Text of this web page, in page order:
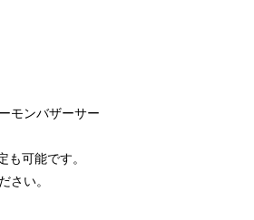
モンバザーサー
可能です。
さい。